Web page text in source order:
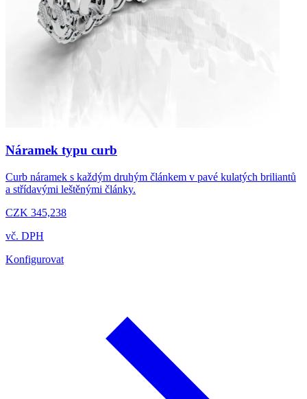
Náramek typu curb
Curb náramek s každým druhým článkem v pavé kulatých briliantů
a střídavými leštěnými články.
CZK 345,238
vč. DPH
Konfigurovat